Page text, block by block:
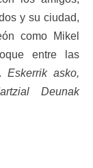
y su ciudad,
como Mikel
entre las
Eskerrik asko,
Deunak